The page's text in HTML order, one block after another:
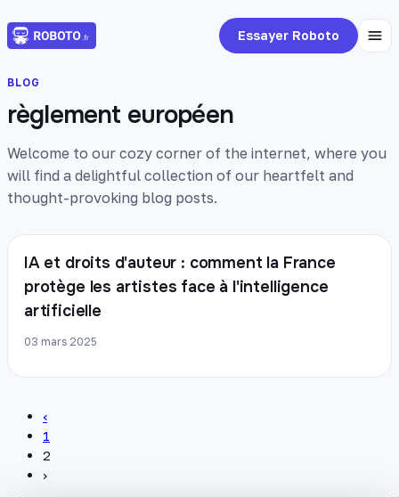
Essayer Roboto
BLOG
règlement européen
Welcome to our cozy corner of the internet, where you
will find a delightful collection of our heartfelt and
thought-provoking blog posts.
IA et droits d'auteur : comment la France
protège les artistes face à l'intelligence
artificielle
03 mars 2025
‹
1
2
›